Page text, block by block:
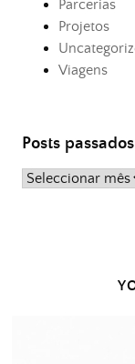
Parcerias
Projetos
Viagens
Posts passados
Posts